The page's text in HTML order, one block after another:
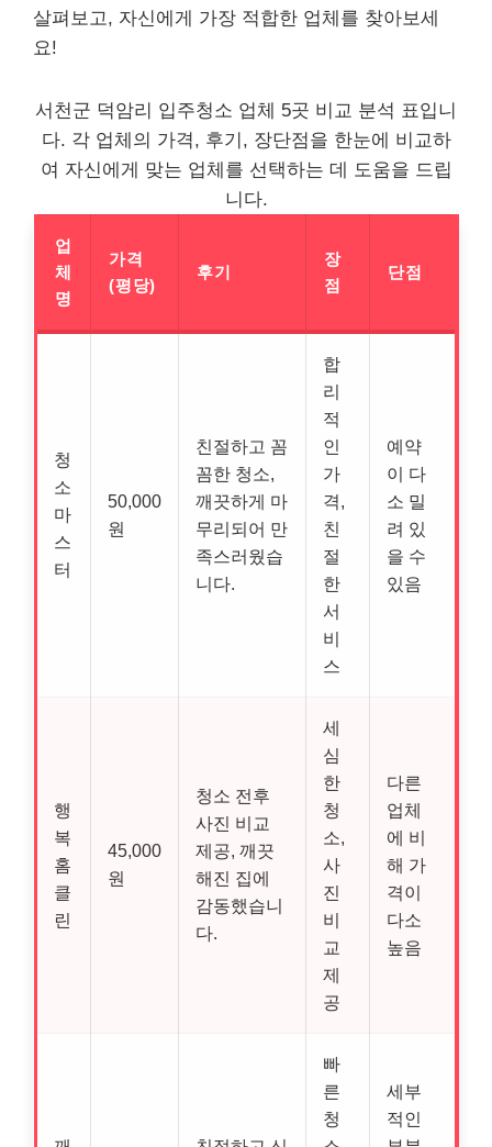
살펴보고, 자신에게 가장 적합한 업체를 찾아보세
요!
서천군 덕암리 입주청소 업체 5곳 비교 분석 표입니
다. 각 업체의 가격, 후기, 장단점을 한눈에 비교하
여 자신에게 맞는 업체를 선택하는 데 도움을 드립
니다.
업
체
명
가격
(평당)
후기
장
점
단점
청
소
마
스
터
50,000
원
친절하고 꼼
꼼한 청소,
깨끗하게 마
무리되어 만
족스러웠습
니다.
합
리
적
인
가
격,
친
절
한
서
비
스
예약
이 다
소 밀
려 있
을 수
있음
행
복
홈
클
린
45,000
원
청소 전후
사진 비교
제공, 깨끗
해진 집에
감동했습니
다.
세
심
한
청
소,
사
진
비
교
제
공
다른
업체
에 비
해 가
격이
다소
높음
빠
른
청
세부
적인